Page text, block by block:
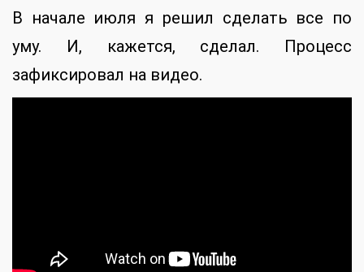
В начале июля я решил сделать все по
уму. И, кажется, сделал. Процесс
зафиксировал на видео.